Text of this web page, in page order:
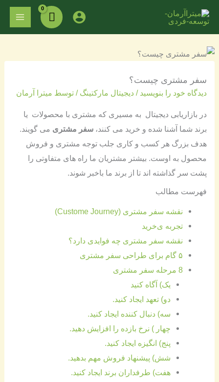
محتوا
سفر مشتری چیست؟
دیدگاه‌ خود را بنویسید /دیجیتال مارکتینگ / توسط میترا آرمان
در بازاریابی دیجیتال به مسیری که مشتری با محصولات یا
برند شما آشنا شده و خرید می کنند، سفر مشتری می گویند.
هدف بزرگ هر کسب و کاری جلب توجه مشتری و فروش
محصول به اوست. بیشتر مشتریان ما راه های متفاوتی را
پشت سر گذاشته اند تا از برند ما باخبر شوند.
فهرست مطالب
نقشه سفر مشتری (Custome Journey)
تجربه ی‌خرید
نقشه سفر مشتری چه فوایدی دارد؟
۵ گام برای طراحی سفر مشتری
8 مرحله سفر مشتری
یک) آگاه کنید
دو) تعهد ایجاد کنید.
سه) دنبال کننده ایجاد کنید.
چهار ) نرخ بازده را افزایش دهید.
پنج) انگیزه ایجاد کنید.
شش) پیشنهاد فروش مهم بدهید.
هفت) طرفداران برند ایجاد کنید.